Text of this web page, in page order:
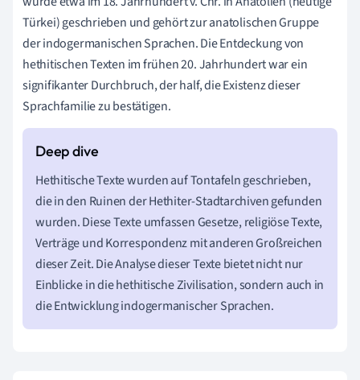
Türkei) geschrieben und gehört zur anatolischen Gruppe
der indogermanischen Sprachen. Die Entdeckung von
hethitischen Texten im frühen 20. Jahrhundert war ein
signifikanter Durchbruch, der half, die Existenz dieser
Sprachfamilie zu bestätigen.
Hethitische Texte wurden auf Tontafeln geschrieben,
die in den Ruinen der Hethiter-Stadtarchiven gefunden
wurden. Diese Texte umfassen Gesetze, religiöse Texte,
Verträge und Korrespondenz mit anderen Großreichen
dieser Zeit. Die Analyse dieser Texte bietet nicht nur
Einblicke in die hethitische Zivilisation, sondern auch in
die Entwicklung indogermanischer Sprachen.